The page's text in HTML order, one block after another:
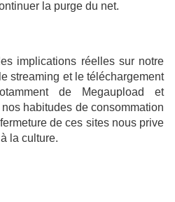
la purge du net.
implications réelles sur notre
streaming et le téléchargement
de Megaupload et
habitudes de consommation
de ces sites nous prive
la culture.